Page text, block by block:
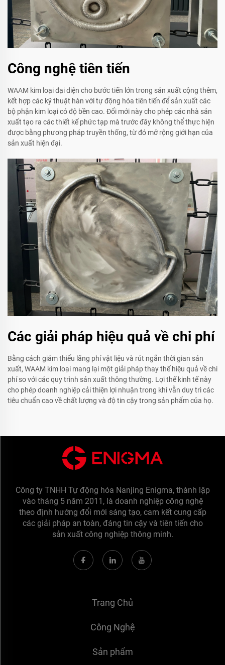
Công nghệ tiên tiến
WAAM kim loại đại diện cho bước tiến lớn trong sản xuất cộng thêm,
kết hợp các kỹ thuật hàn với tự động hóa tiên tiến để sản xuất các
bộ phận kim loại có độ bền cao. Đổi mới này cho phép các nhà sản
xuất tạo ra các thiết kế phức tạp mà trước đây không thể thực hiện
được bằng phương pháp truyền thống, từ đó mở rộng giới hạn của
sản xuất hiện đại.
Các giải pháp hiệu quả về chi phí
Bằng cách giảm thiểu lãng phí vật liệu và rút ngắn thời gian sản
xuất, WAAM kim loại mang lại một giải pháp thay thế hiệu quả về chi
phí so với các quy trình sản xuất thông thường. Lợi thế kinh tế này
cho phép doanh nghiệp cải thiện lợi nhuận trong khi vẫn duy trì các
tiêu chuẩn cao về chất lượng và độ tin cậy trong sản phẩm của họ.
Công ty TNHH Tự động hóa Nanjing Enigma, thành lập
vào tháng 5 năm 2011, là doanh nghiệp công nghệ
theo định hướng đổi mới sáng tạo, cam kết cung cấp
các giải pháp an toàn, đáng tin cậy và tiên tiến cho
sản xuất công nghiệp thông minh.
Trang Chủ
Công Nghệ
Sản phẩm